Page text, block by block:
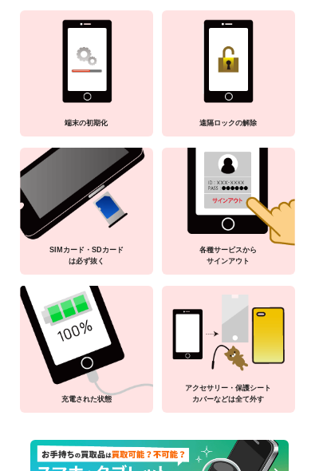
端末の初期化 遠隔ロックの解除
SIMカード・SDカード
は必ず抜く
各種サービスから
サインアウト
充電された状態
アクセサリー・保護シート
カバーなどは全て外す